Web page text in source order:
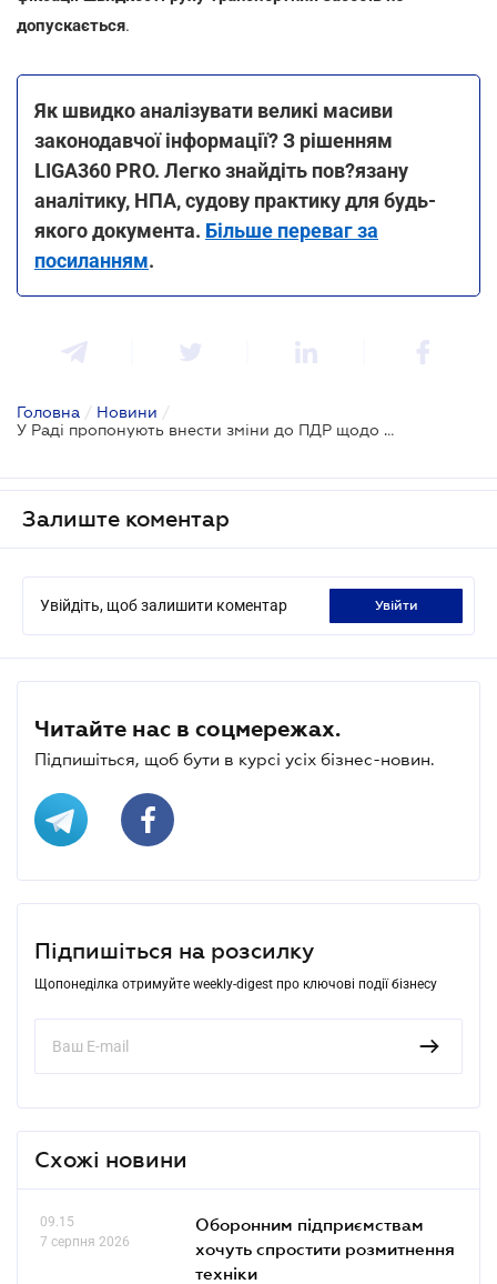
допускається.
Як швидко аналізувати великі масиви
законодавчої інформації? З рішенням
LIGA360 PRO. Легко знайдіть пов?язану
аналітику, НПА, судову практику для будь-
якого документа. Більше переваг за
посиланням.
Головна / Новини /
У Раді пропонують внести зміни до ПДР щодо електросамокатів та використання засобів фіксації швидкості руху
Залиште коментар
Увійдіть, щоб залишити коментар увійти
Читайте нас в соцмережах.
Підпишіться, щоб бути в курсі усіх бізнес-новин.
Підпишіться на розсилку
Щопонеділка отримуйте weekly-digest про ключові події бізнесу
Схожі новини
09.15
7 серпня 2026
Оборонним підприємствам
хочуть спростити розмитнення
техніки